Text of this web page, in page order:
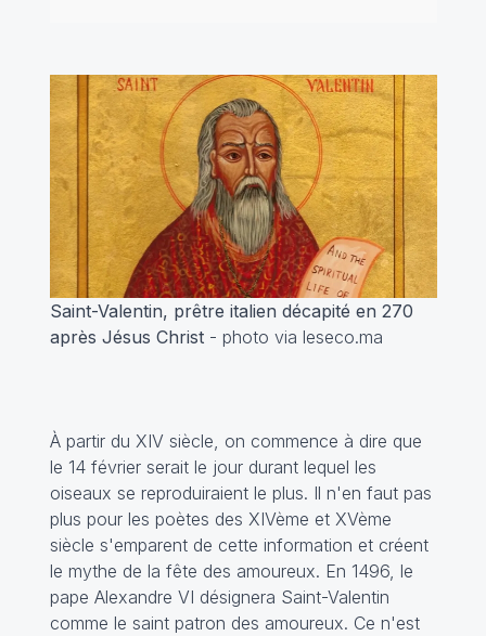
Saint-Valentin, prêtre italien décapité en 270
après Jésus Christ - photo via leseco.ma
À partir du XIV siècle, on commence à dire que
le 14 février serait le jour durant lequel les
oiseaux se reproduiraient le plus. Il n'en faut pas
plus pour les poètes des XIVème et XVème
siècle s'emparent de cette information et créent
le mythe de la fête des amoureux. En 1496, le
pape Alexandre VI désignera Saint-Valentin
comme le saint patron des amoureux. Ce n'est